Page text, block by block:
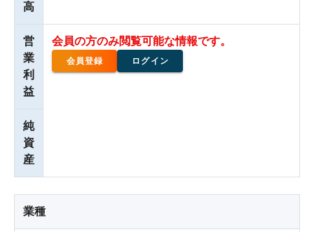
高
営
業
利
益
会員の方のみ閲覧可能な情報です。
会員登録 ログイン
純
資
産
業種